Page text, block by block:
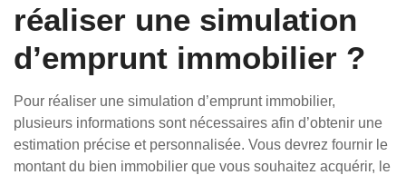
réaliser une simulation
d’emprunt immobilier ?
Pour réaliser une simulation d’emprunt immobilier,
plusieurs informations sont nécessaires afin d’obtenir une
estimation précise et personnalisée. Vous devrez fournir le
montant du bien immobilier que vous souhaitez acquérir, le